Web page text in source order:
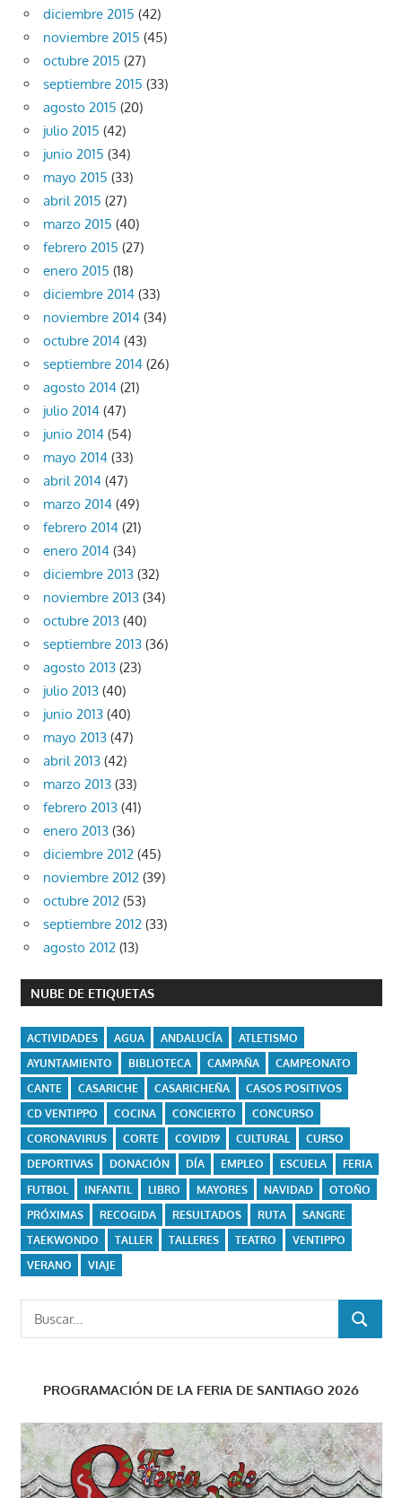
diciembre 2015 (42)
noviembre 2015 (45)
octubre 2015 (27)
septiembre 2015 (33)
agosto 2015 (20)
julio 2015 (42)
junio 2015 (34)
mayo 2015 (33)
abril 2015 (27)
marzo 2015 (40)
febrero 2015 (27)
enero 2015 (18)
diciembre 2014 (33)
noviembre 2014 (34)
octubre 2014 (43)
septiembre 2014 (26)
agosto 2014 (21)
julio 2014 (47)
junio 2014 (54)
mayo 2014 (33)
abril 2014 (47)
marzo 2014 (49)
febrero 2014 (21)
enero 2014 (34)
diciembre 2013 (32)
noviembre 2013 (34)
octubre 2013 (40)
septiembre 2013 (36)
agosto 2013 (23)
julio 2013 (40)
junio 2013 (40)
mayo 2013 (47)
abril 2013 (42)
marzo 2013 (33)
febrero 2013 (41)
enero 2013 (36)
diciembre 2012 (45)
noviembre 2012 (39)
octubre 2012 (53)
septiembre 2012 (33)
agosto 2012 (13)
NUBE DE ETIQUETAS
ACTIVIDADES AGUA ANDALUCÍA
ATLETISMO
AYUNTAMIENTO
BIBLIOTECA CAMPAÑA
CAMPEONATO
CANTE
CASARICHE CASARICHEÑA
CASOS POSITIVOS
CD VENTIPPO
COCINA CONCIERTO
CONCURSO
CORONAVIRUS
CORTE COVID19 CULTURAL
CURSO
DEPORTIVAS
DONACIÓN DÍA EMPLEO ESCUELA
FERIA
FUTBOL
INFANTIL LIBRO MAYORES NAVIDAD
OTOÑO
PRÓXIMAS
RECOGIDA RESULTADOS RUTA
SANGRE
TAEKWONDO
TALLER TALLERES TEATRO
VENTIPPO
VERANO
VIAJE
Buscar:
BUSCAR
PROGRAMACIÓN DE LA FERIA DE SANTIAGO 2026